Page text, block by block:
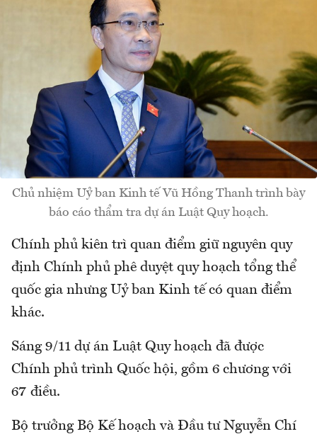
Chủ nhiệm Uỷ ban Kinh tế Vũ Hồng Thanh trình bày
báo cáo thẩm tra dự án Luật Quy hoạch.
Chính phủ kiên trì quan điểm giữ nguyên quy
định Chính phủ phê duyệt quy hoạch tổng thể
quốc gia nhưng Uỷ ban Kinh tế có quan điểm
khác.
Sáng 9/11 dự án Luật Quy hoạch đã được
Chính phủ trình Quốc hội, gồm 6 chương với
67 điều.
Bộ trưởng Bộ Kế hoạch và Đầu tư Nguyễn Chí